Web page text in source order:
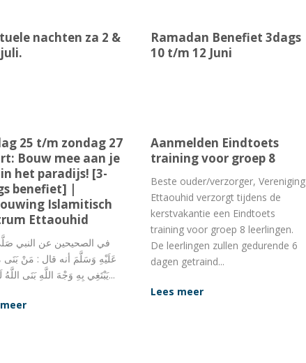
nachten za 2 &
Ramadan Benefiet 3dags
10 t/m 12 Juni
25 t/m zondag 27
Bouw mee aan je
het paradijs! [3-
benefiet] |
Islamitisch
Ettaouhid
عَلَيْهِ وَسَلَّمَ أنه قال : مَنْ
يَبْتَغِي بِهِ وَجْهَ اللَّهِ بَنَى اللَّهُ لَهُ مِثْلَهُ...
Aanmelden Eindtoets
training voor groep 8
Beste ouder/verzorger, Vereniging
Ettaouhid verzorgt tijdens de
kerstvakantie een Eindtoets
training voor groep 8 leerlingen.
De leerlingen zullen gedurende 6
dagen getraind...
Lees meer